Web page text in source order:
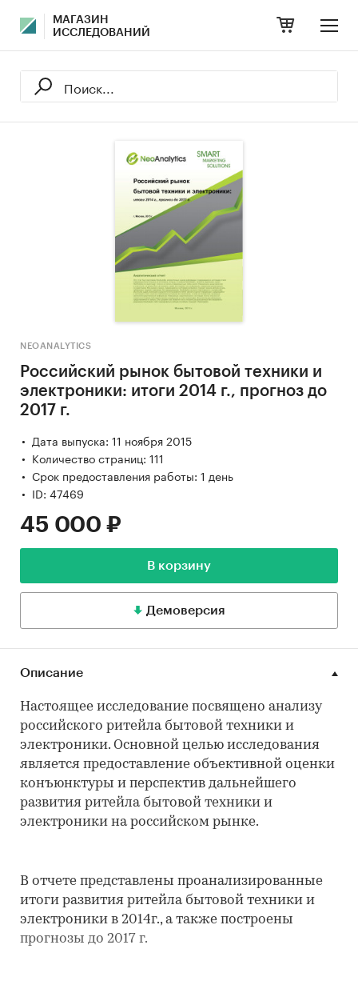
МАГАЗИН
ИССЛЕДОВАНИЙ
NEOANALYTICS
Российский рынок бытовой техники и
электроники: итоги 2014 г., прогноз до
2017 г.
Дата выпуска: 11 ноября 2015
Количество страниц: 111
Срок предоставления работы: 1 день
ID: 47469
45 000 ₽
В корзину
Демоверсия
Описание
Настоящее исследование посвящено анализу
российского ритейла бытовой техники и
электроники. Основной целью исследования
является предоставление объективной оценки
конъюнктуры и перспектив дальнейшего
развития ритейла бытовой техники и
электроники на российском рынке.
В отчете представлены проанализированные
итоги развития ритейла бытовой техники и
электроники в 2014г., а также построены
прогнозы до 2017 г.